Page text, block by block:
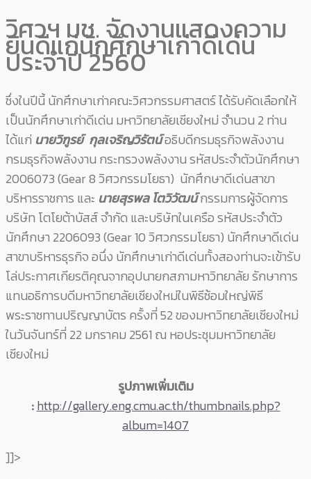
วิศวฯ มช. จัดงานแสดงความ
ยินดีแก่นักศึกษาเก่าดีเด่น
ประจำปี 2560
ซึ่งในปีนี้ นักศึกษาเก่าคณะวิศวกรรมศาสตร์ ได้รับคัดเลือกให้
เป็นนักศึกษาเก่าดีเด่น มหาวิทยาลัยเชียงใหม่ จำนวน 2 ท่าน
ได้แก่ นายวิฑูรย์ กุลเจริญวิรัตน์อธิบดีกรมธุรกิจพลังงาน
กรมธุรกิจพลังงาน กระทรวงพลังงาน รหัสประจำตัวนักศึกษา
2006073 (Gear 8 วิศวกรรมโยธา) นักศึกษาดีเด่นสาขา
บริหารราชการ และ นายสุรพล โตวิวัฒน์กรรมการผู้จัดการ
บริษัท โตโยต้าบัสส์ จำกัด และบริษัทในเครือ รหัสประจำตัว
นักศึกษา 2206093 (Gear 10 วิศวกรรมโยธา) นักศึกษาดีเด่น
สาขาบริหารธุรกิจ อนึ่ง นักศึกษาเก่าดีเด่นทั้งสองท่านจะเข้ารับ
โล่ประกาศเกียรติคุณจากอุปนายกสภามหาวิทยาลัย รักษาการ
แทนอธิการบดีมหาวิทยาลัยเชียงใหม่ในพิธีซ้อมใหญ่พิธี
พระราชทานปริญญาบัตร ครั้งที่ 52 ของมหาวิทยาลัยเชียงใหม่
ในวันจันทร์ที่ 22 มกราคม 2561 ณ หอประชุมมหาวิทยาลัย
เชียงใหม่
รูปภาพเพิ่มเติม
: http://gallery.eng.cmu.ac.th/thumbnails.php?
album=1407
]]>